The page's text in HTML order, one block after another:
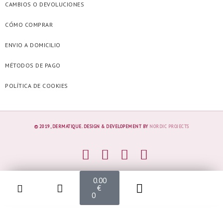
CAMBIOS O DEVOLUCIONES
CÓMO COMPRAR
ENVIO A DOMICILIO
MÉTODOS DE PAGO
POLÍTICA DE COOKIES
© 2019, DERMATIQUE. DESIGN & DEVELOPEMENT BY NORDIC PROJECTS
0.00
€
0